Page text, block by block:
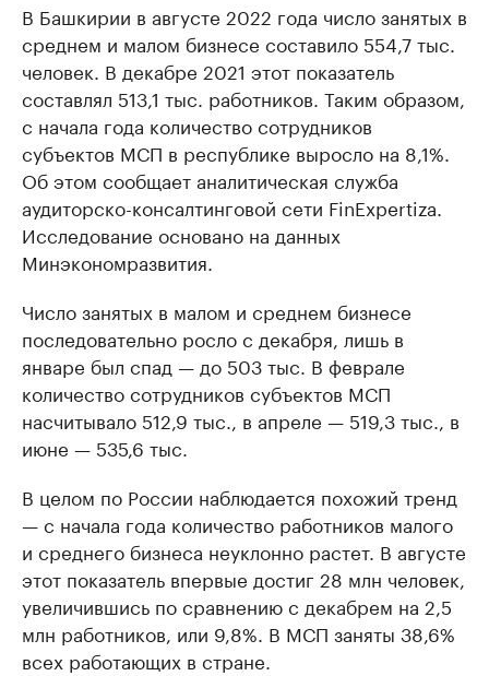
В Башкирии в августе 2022 года число занятых в
среднем и малом бизнесе составило 554,7 тыс.
человек. В декабре 2021 этот показатель
составлял 513,1 тыс. работников. Таким образом,
с начала года количество сотрудников
субъектов МСП в республике выросло на 8,1%.
Об этом сообщает аналитическая служба
аудиторско-консалтинговой сети FinExpertiza.
Исследование основано на данных
Минэкономразвития.
Число занятых в малом и среднем бизнесе
последовательно росло с декабря, лишь в
январе был спад — до 503 тыс. В феврале
количество сотрудников субъектов МСП
насчитывало 512,9 тыс., в апреле — 519,3 тыс., в
июне — 535,6 тыс.
В целом по России наблюдается похожий тренд
— с начала года количество работников малого
и среднего бизнеса неуклонно растет. В августе
этот показатель впервые достиг 28 млн человек,
увеличившись по сравнению с декабрем на 2,5
млн работников, или 9,8%. В МСП заняты 38,6%
всех работающих в стране.